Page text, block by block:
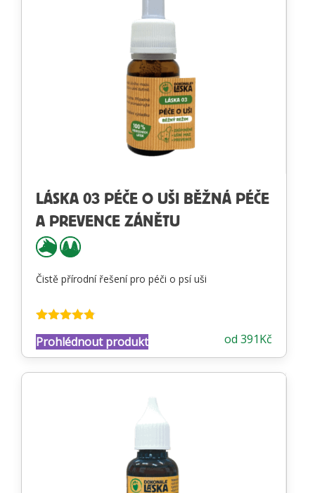
LÁSKA 03 PÉČE O UŠI BĚŽNÁ PÉČE
A PREVENCE ZÁNĚTU
Čistě přírodní řešení pro péči o psí uši
4.74z 5 od 391Kč
Prohlédnout produkt